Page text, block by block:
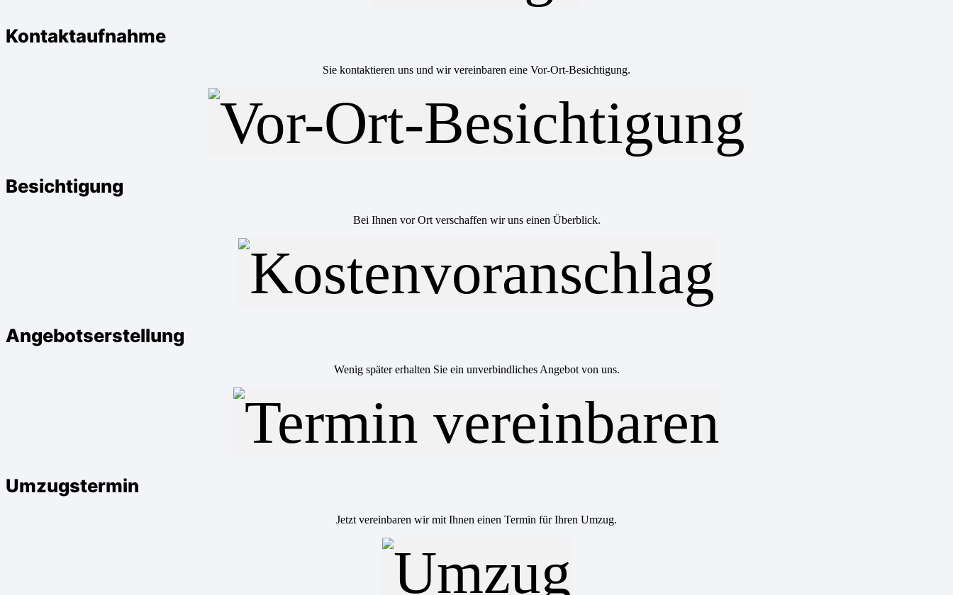
Kontaktaufnahme
Sie kontaktieren uns und wir vereinbaren eine Vor-Ort-Besichtigung.
Besichtigung
Bei Ihnen vor Ort verschaffen wir uns einen Überblick.
Angebotserstellung
Wenig später erhalten Sie ein unverbindliches Angebot von uns.
Umzugstermin
Jetzt vereinbaren wir mit Ihnen einen Termin für Ihren Umzug.